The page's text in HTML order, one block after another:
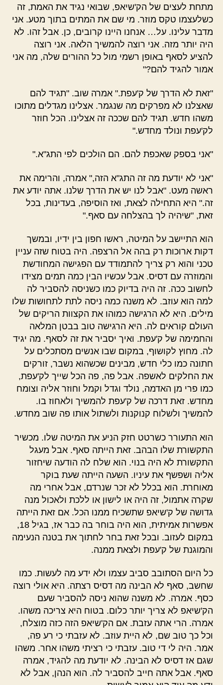
מתחת לעצים של הק'שיאפ, שבואי נגיד את האמת, זה
כשלעצמו טקס מוזר. מי שם את המתים בתוך מטע. אני
מדבר עלינו. על… אנחנו היינו קרובים, כן. אבל זהו. לא
היה יותר מזה. אני רוצה להמשיך הלאה. אני רוצה
להציע לסאף באופן רשמי מול כל ההורים שלה, מה אני
אמור להגיד להם?"
"זאת לא הדרך של ק'עפת." אמרה שוב. "תגיד להם
שאצלנו לא מפרקים מה שנגמר. אצלינו מגדלים מתוכו
משהו חדש. תגיד להם שככה זה אצלינו. הכל חוזר
לק'עפת ונולד מחדש."
"אני בספק שאכפת להם. הם הולכים לפי התג"א."
"אני לא יודעת מה זה התג"א הזה," אמרה, והרימה את
ראשה מעט. "אבל לנו יש את הדרך שלנו. אתה יודע את
זה." היא התחילה לצאת, ואז הוסיפה, בעדינות, בכל
זאת, "שיהיה לך בהצלחה עם סאף."
הוא התיישב על המיטה, ראשו חפון בין ידיו, ובמשך
דקות ארוכות רק בהה אל הרצפה. היה בטוח שזה עניין
טכני והוא רק צריך להתמודד עם הפגישה המחודשת
והמוזרה עם דסיס. אבל עכשיו הבין כמה תמים מצידו
לחשוב ככה. זה היה בדיוק כמו כשניסה להסביר לה
למה הוא עוזב. לא משנה כמה ניסה לתת לתחושות שלו
מילים. היא לא הרגישה כמוהו את הקצוות הריקים של
העולם קוראים לה. היא הרגישה טוב בבטן המלאה
והחמימה של ק'עפת. ואיך יסביר את זה לסאף. מה יגיד
לה. מחוץ לקושוף, במקום שבו אנשים מסתכלים על
חתונה כמו כלי חדש, מבינים שכשהוא נשבר, זורקים
את החלקים לאשפה. אבל פה, פה הכל שייך לק'עפת,
כמו פרי מן האדמה, נולד וגדל וקמל וחוזר אליה וצומח
מחדש. זאת דרכה של ק'עפת להמשיך ולאחוז בו.
להמשיך ולשלוח קנוקנות ולשתול אותו פה שוב מחדש.
הוא התעורר כשרטט חזק הניע את המיטה שלו. מכשיר
התקשורת שלו הבהב. זאת הייתה סאף. אבל מעגל
התקשורת לא היה בנוי. הוא שלח לה הודעה שיחזור
אליה ושפשף את עיניו. השעה הייתה שעת בוקר
מאוחרת. הוא בכלל לא זכר שנרדם, אבל אחרי מה
שקרה אתמול, זה היה או לישון או ללכת ולאכול מנה
גדושה של ק'שיאפ שתשכיח ממנו הכל. אם זאת הייתה
אפשרות אמיתית, הוא היה בוחר בה כבר אז, בגיל 18,
במקום לעזוב. ובכל זאת בחר לחתוך את בטנה הנעימה
והמוגנת של ק'עפת ולצאת ממנה.
כל היום הסתובב סביב עצמו ולא ידע מה לעשות. כמו
שחשב, סאף לא הבינה מה דסיס רצתה. היא אולי רוצה
כסף. אמרה. לא משנה שהוא ניסה להסביר שעם
הק'שיאפ לא צריך יותר כלום. בטוח היא צריכה משהו.
אמרה. הרי אתה עזבת. אם הק'שיאפ הזה כזה מוצלח,
וכל כך טוב שם, לא היית עוזב. לא עזבתי כי רע פה,
אמר. היה לי די טוב. עזבתי כי רציתי משהו אחר. משהו
שגם אז דסיס לא הבינה. לא יודעת מה להגיד, אמרה
סאף. אבל אתה חייב להסביר לה. הוא הנהן, אבל לא